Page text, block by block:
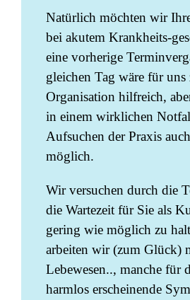
Natürlich möchten wir
bei akutem Krankheits-
eine vorherige
gleichen Tag wäre für uns
Organisation hilfreich,
in einem wirklichen
Aufsuchen der Praxis
möglich.
Wir versuchen durch die
die Wartezeit für Sie als
gering wie möglich zu
arbeiten wir (zum Glück)
Lebewesen.., manche für
harmlos erscheinende